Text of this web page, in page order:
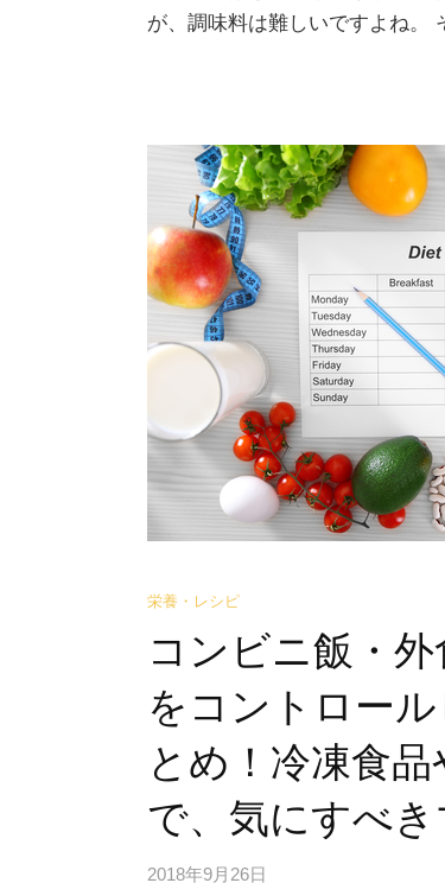
が、調味料は難しいですよね。
栄養・レシピ
コンビニ飯・
をコントロー
とめ！冷凍食
で、気にすべき
2018年9月26日